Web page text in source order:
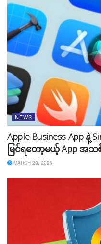
NEWS
Apple Business App
မြင်ရတော့မယ့် App အသ
MARCH 29, 2026